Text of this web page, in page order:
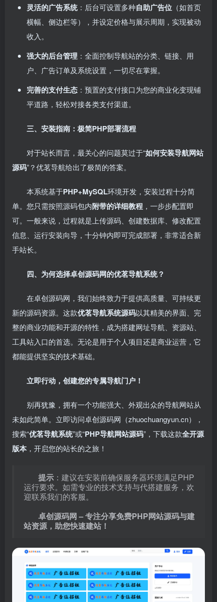
灵活的广告系统：后台可设置多种自助广告位 （如首页
横幅、侧边栏等），并设定价格与展示周期，实现被动
收入。
强大的后台管理 ：全面控制导航站的分类、链接、用
户、广告订单及系统设置，一切尽在掌握。
完善的支付生态 ：预置的支付接口为您的商业化变现铺
平道路，轻松对接各类支付渠道。
三、安装指南：极简PHP部署流程
对于站长而言，最关心的问题莫过于“如何安装导航网站
源码”？优茗导航给出了极简的答案。
本系统基于PHP+MySQL环境开发，安装过程十分简
单。您只需按照源码包内附带的详细教程 ，一步步配置即
可。一般来说，过程就是上传源码、创建数据库、修改配置
信息、运行安装向导，十分钟内即可完成部署，非常适合新
手站长。
四、为何选择卓创源码网的优茗导航系统？
在卓创源码网，我们始终致力于提供高质量、可持续更
新的源码资源。这款优茗导航系统源码以其精美的界面、完
整的商业功能和开源的特性，成为搭建网址导航、资源站、
工具站入口的首选。无论是用于个人项目还是商业运营，它
都能提供坚实的技术基础。
立即行动，创建您的专属导航门户！
别再犹豫，拥有一个功能强大、外观出众的导航网站从
未如此简单。立即访问卓创源码网（zhuochuangyun.cn），
搜索“优茗导航系统”或“PHP导航网站源码”，下载这款全开源
版本，开启您的站长的之旅！
提示 ：建议在安装前确保服务器环境满足PHP
运行要求。如需专业的技术支持与代搭建服务，欢
迎联系我们的客服。
卓创源码网 – 专注分享免费PHP网站源码与建
站资源，助您快速建站！